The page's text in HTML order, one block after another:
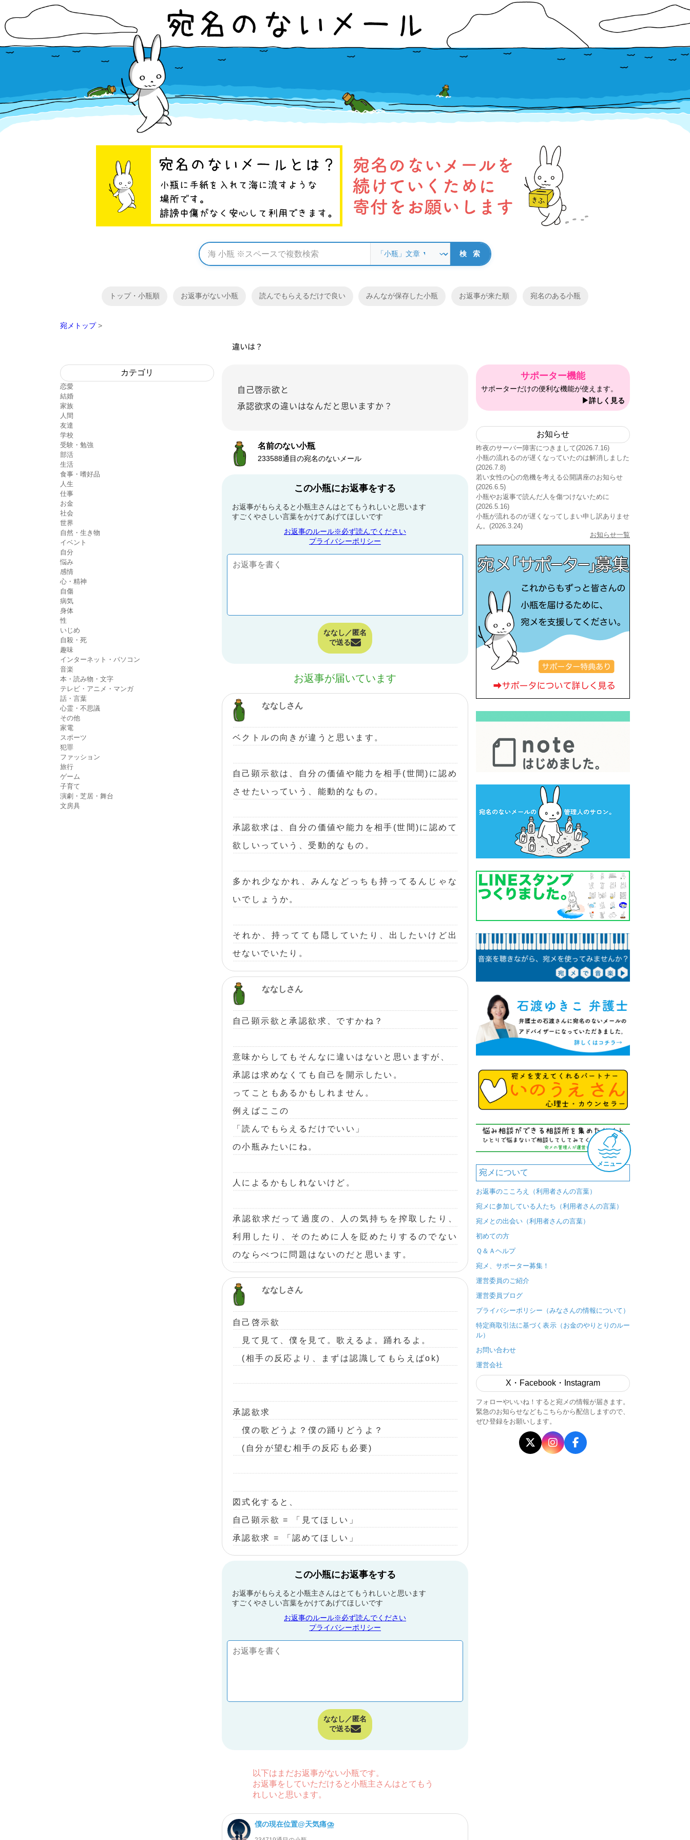
メニュー
トップ・小瓶順 お返事がない小瓶 読んでもらえるだけで良い みんなが保存した小瓶 お返事が来た順 宛名のある小瓶
宛メトップ >
違いは？
カテゴリ
恋愛
結婚
家族
人間
友達
学校
受験・勉強
部活
生活
食事・嗜好品
人生
仕事
お金
社会
世界
自然・生き物
イベント
自分
悩み
感情
心・精神
自傷
病気
身体
性
いじめ
自殺・死
趣味
インターネット・パソコン
音楽
本・読み物・文字
テレビ・アニメ・マンガ
話・言葉
心霊・不思議
その他
家電
スポーツ
犯罪
ファッション
旅行
ゲーム
子育て
演劇・芝居・舞台
文房具
自己啓示欲と
承認欲求の違いはなんだと思いますか？
名前のない小瓶
233588通目の宛名のないメール
この小瓶にお返事をする
お返事がもらえると小瓶主さんはとてもうれしいと思います
すごくやさしい言葉をかけてあげてほしいです
お返事のルール※必ず読んでください
プライバシーポリシー
ななし／匿名
で送る
お返事が届いています
ななしさん
ベクトルの向きが違うと思います。
自己顕示欲は、自分の価値や能力を相手(世間)に認め
させたいっていう、能動的なもの。
承認欲求は、自分の価値や能力を相手(世間)に認めて
欲しいっていう、受動的なもの。
多かれ少なかれ、みんなどっちも持ってるんじゃな
いでしょうか。
それか、持ってても隠していたり、出したいけど出
せないでいたり。
ななしさん
自己顕示欲と承認欲求、ですかね？
意味からしてもそんなに違いはないと思いますが、
承認は求めなくても自己を開示したい。
ってこともあるかもしれません。
例えばここの
「読んでもらえるだけでいい」
の小瓶みたいにね。
人によるかもしれないけど。
承認欲求だって過度の、人の気持ちを搾取したり、
利用したり、そのために人を貶めたりするのでない
のならべつに問題はないのだと思います。
ななしさん
自己啓示欲
見て見て、僕を見て。歌えるよ。踊れるよ。
(相手の反応より、まずは認識してもらえばok)
承認欲求
僕の歌どうよ？僕の踊りどうよ？
(自分が望む相手の反応も必要)
図式化すると、
自己顕示欲 = 「見てほしい」
承認欲求 = 「認めてほしい」
この小瓶にお返事をする
お返事がもらえると小瓶主さんはとてもうれしいと思います
すごくやさしい言葉をかけてあげてほしいです
お返事のルール※必ず読んでください
プライバシーポリシー
ななし／匿名
で送る
以下はまだお返事がない小瓶です。
お返事をしていただけると小瓶主さんはとてもう
れしいと思います。
僕の現在位置@天気痛⛈
サポーター機能
サポーターだけの便利な機能が使えます。
▶詳しく見る
お知らせ
昨夜のサーバー障害につきまして(2026.7.16)
小瓶の流れるのが遅くなっていたのは解消しました
(2026.7.8)
若い女性の心の危機を考える公開講座のお知らせ
(2026.6.5)
小瓶やお返事で読んだ人を傷つけないために
(2026.5.16)
小瓶が流れるのが遅くなってしまい申し訳ありませ
ん。(2026.3.24)
お知らせ一覧
宛メについて
お返事のこころえ（利用者さんの言葉）
宛メに参加している人たち（利用者さんの言葉）
宛メとの出会い（利用者さんの言葉）
初めての方
Ｑ＆Ａヘルプ
宛メ、サポーター募集！
運営委員のご紹介
運営委員ブログ
プライバシーポリシー（みなさんの情報について）
特定商取引法に基づく表示（お金のやりとりのルー
ル）
お問い合わせ
運営会社
X・Facebook・Instagram
フォローやいいね！すると宛メの情報が届きます。
緊急のお知らせなどもこちらから配信しますので、
ぜひ登録をお願いします。